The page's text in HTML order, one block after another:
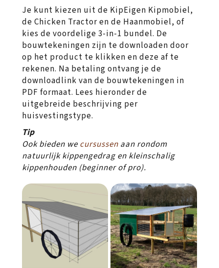
Je kunt kiezen uit de KipEigen Kipmobiel,
de Chicken Tractor en de Haanmobiel, of
kies de voordelige 3-in-1 bundel. De
bouwtekeningen zijn te downloaden door
op het product te klikken en deze af te
rekenen. Na betaling ontvang je de
downloadlink van de bouwtekeningen in
PDF formaat. Lees hieronder de
uitgebreide beschrijving per
huisvestingstype.
Tip
Ook bieden we cursussenaan rondom
natuurlijk kippengedrag en kleinschalig
kippenhouden (beginner of pro).